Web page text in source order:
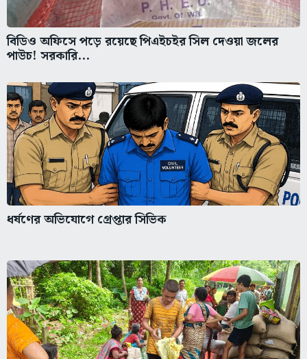
বিডিও অফিসে পড়ে রয়েছে পিএইচইর সিল দেওয়া জলের
পাউচ! সরকারি...
ধর্ষণের অভিযোগে গ্রেপ্তার সিভিক